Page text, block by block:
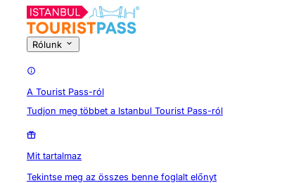
Rólunk
A Tourist Pass-ról
Tudjon meg többet a Istanbul Tourist Pass-ról
Mit tartalmaz
Tekintse meg az összes benne foglalt előnyt